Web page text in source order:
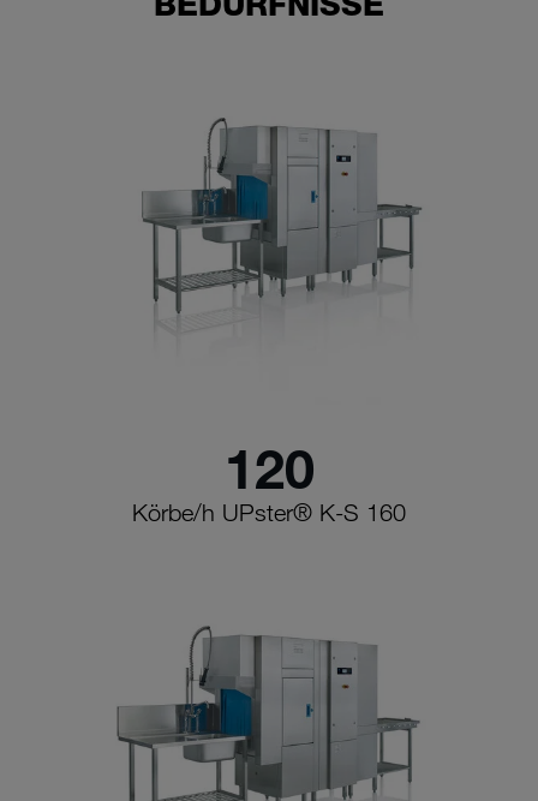
120
Körbe/h UPster® K-S 160